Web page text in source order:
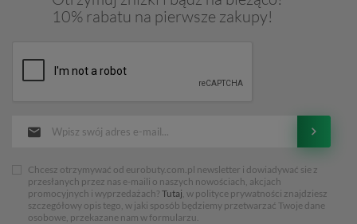
10% rabatu na pierwsze zakupy!
Chcesz otrzymywać od eurobuty.com.pl newsletter i dowiadywać sie z
przesłanych przez nas e-maili o naszych nowościach, akcjach
promocyjnych i wyprzedażach? Tutaj, w polityce prywatności znajdziesz
szczegółowy opis tego, w jaki sposób będziemy przetwarzać Twoje dane
osobowe, przekazane nam w formularzu.